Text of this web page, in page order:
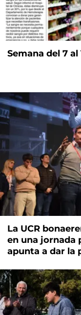
Semana del 7
La UCR
en una jornada
apunta a dar la